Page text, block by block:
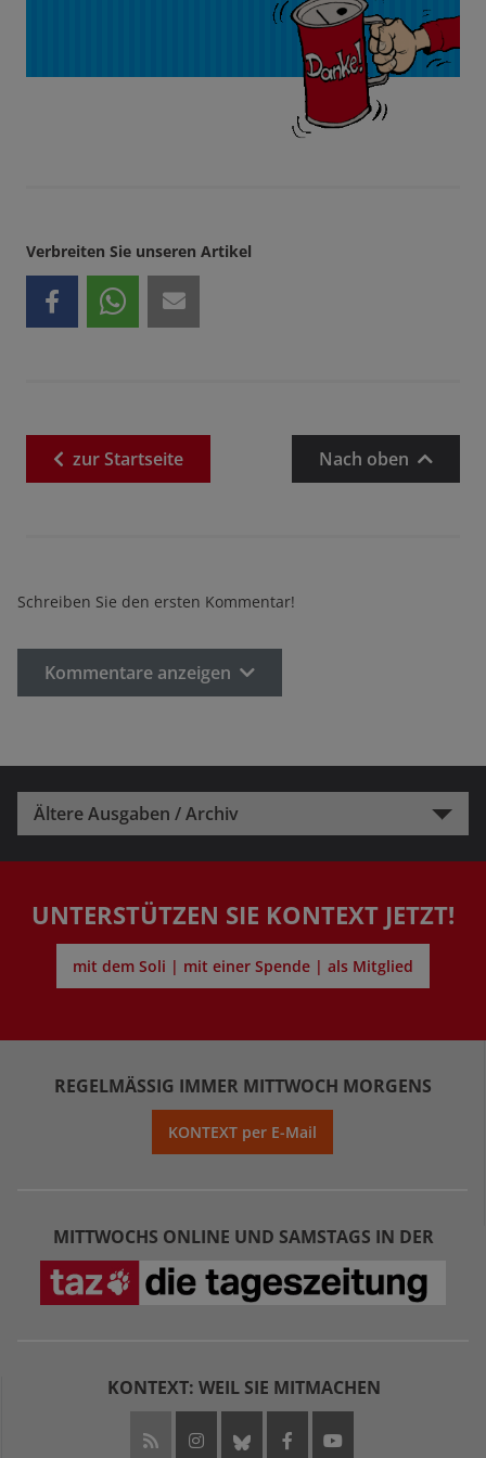
Verbreiten Sie unseren Artikel
zurStartseite Nach oben
Schreiben Sie den ersten Kommentar!
Kommentare anzeigen
Ältere Ausgaben / Archiv
UNTERSTÜTZEN SIE KONTEXT JETZT!
mit dem Soli | mit einer Spende | als Mitglied
REGELMÄSSIG IMMER MITTWOCH MORGENS
KONTEXT per E-Mail
MITTWOCHS ONLINE UND SAMSTAGS IN DER
KONTEXT: WEIL SIE MITMACHEN